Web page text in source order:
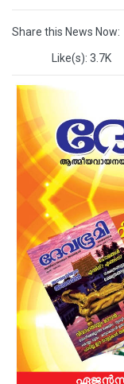
Share this News Now:
Like(s): 3.7K